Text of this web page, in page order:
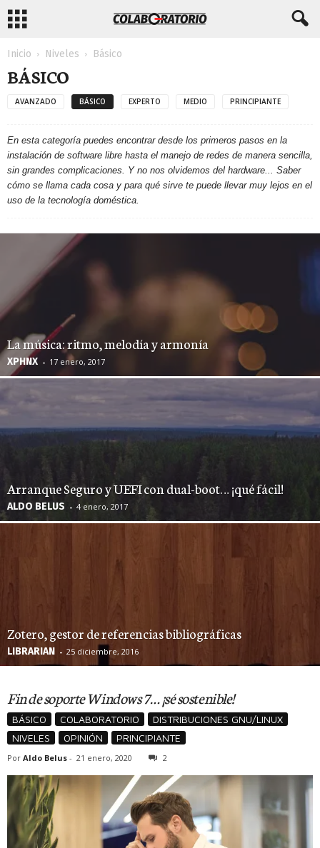
Inicio Niveles Básico
BÁSICO
AVANZADO BÁSICO EXPERTO MEDIO PRINCIPIANTE
En esta categoría puedes encontrar desde los primeros pasos en la
instalación de software libre hasta el manejo de redes de manera sencilla,
sin grandes complicaciones. Y no nos olvidemos del hardware... Saber
cómo se llama cada cosa y para qué sirve te puede llevar muy lejos en el
uso de la tecnología doméstica.
La música: ritmo, melodía y armonía
XPHNX - 17 enero, 2017
Arranque Seguro y UEFI con dual-boot… ¡qué fácil!
ALDO BELUS - 4 enero, 2017
Zotero, gestor de referencias bibliográficas
LIBRARIAN - 25 diciembre, 2016
Fin de soporte Windows 7… ¡sé sostenible!
BÁSICO COLABORATORIO
DISTRIBUCIONES GNU/LINUX
NIVELES
OPINIÓN PRINCIPIANTE
Por Aldo Belus - 21 enero, 2020 2